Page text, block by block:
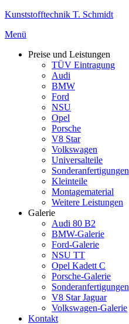
Zum
springen
Kunststofftechnik T. Schmidt
Menü
Preise und Leistungen
TÜV Eintragung
Audi
BMW
Ford
NSU
Opel
Porsche
V8 Star
Volkswagen
Universalteile
Sonderanfertigungen
Kleinteile
Montagematerial
Weitere Leistungen
Galerie
Audi 80 B2
BMW-Galerie
Ford-Galerie
NSU TT
Opel Kadett C
Porsche-Galerie
Sonderanfertigungen
V8 Star Jaguar
Volkswagen-Galerie
Kontakt